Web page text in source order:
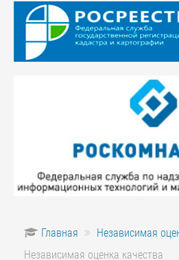
Главная
Независимая
Независимая оценка качества